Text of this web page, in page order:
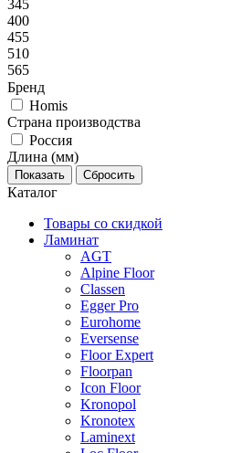
345
400
455
510
565
Бренд
Homis
Страна производства
Россия
Длина (мм)
Каталог
Товары со скидкой
Ламинат
AGT
Alpine Floor
Classen
Egger Pro
Eurohome
Eversense
Floor Expert
Floorpan
Icon Floor
Kronopol
Kronotex
Laminext